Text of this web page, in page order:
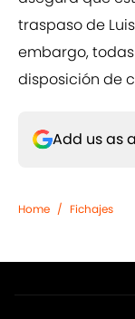
traspaso de
embargo,
disposición de
Add us as
Home / Fichajes